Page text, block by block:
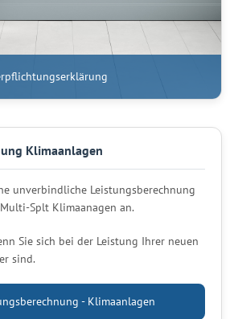
Klimaanlagen
unverbindliche Leistungsberechnung
Splt Klimaanagen an.
Sie sich bei der Leistung Ihrer neuen
sind.
- Klimaanlagen